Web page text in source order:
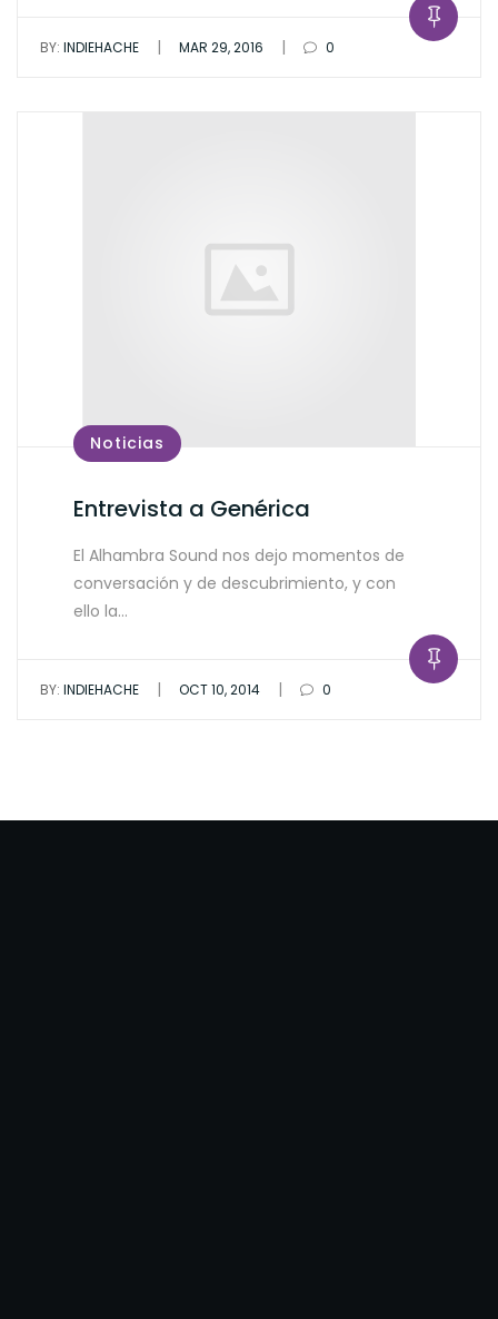
BY: INDIEHACHE | MAR 29, 2016 | 0
Noticias
Entrevista a Genérica
El Alhambra Sound nos dejo momentos de
conversación y de descubrimiento, y con
ello la…
BY: INDIEHACHE | OCT 10, 2014 | 0